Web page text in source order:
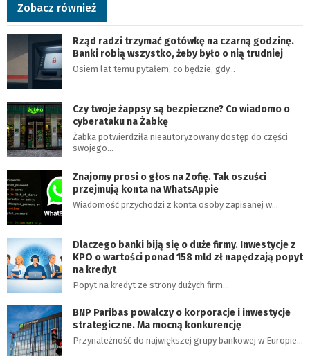
Zobacz również
Rząd radzi trzymać gotówkę na czarną godzinę.
Banki robią wszystko, żeby było o nią trudniej
Osiem lat temu pytałem, co będzie, gdy…
Czy twoje żappsy są bezpieczne? Co wiadomo o
cyberataku na Żabkę
Żabka potwierdziła nieautoryzowany dostęp do części
swojego…
Znajomy prosi o głos na Zofię. Tak oszuści
przejmują konta na WhatsAppie
Wiadomość przychodzi z konta osoby zapisanej w…
Dlaczego banki biją się o duże firmy. Inwestycje z
KPO o wartości ponad 158 mld zł napędzają popyt
na kredyt
Popyt na kredyt ze strony dużych firm…
BNP Paribas powalczy o korporacje i inwestycje
strategiczne. Ma mocną konkurencję
Przynależność do największej grupy bankowej w Europie…